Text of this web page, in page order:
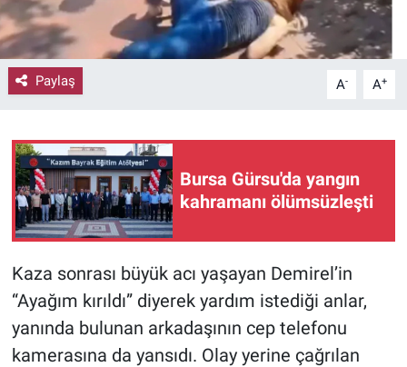
Paylaş A- A+
Bursa Gürsu'da yangın
kahramanı ölümsüzleşti
Kaza sonrası büyük acı yaşayan Demirel’in
“Ayağım kırıldı” diyerek yardım istediği anlar,
yanında bulunan arkadaşının cep telefonu
kamerasına da yansıdı. Olay yerine çağrılan